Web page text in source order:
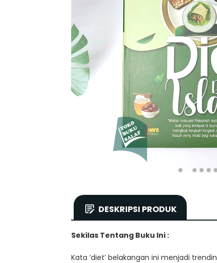
DESKRIPSI PRODUK
Sekilas Tentang Buku Ini :
Kata ‘diet’ belakangan ini menjadi